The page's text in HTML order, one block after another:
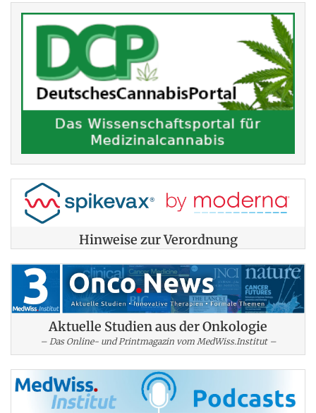
Hinweise zur Verordnung
Aktuelle Studien aus der Onkologie
– Das Online- und Printmagazin vom MedWiss.Institut –